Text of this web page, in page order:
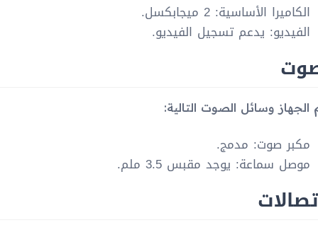
الكاميرا الأساسية: 2 ميجابكسل.
الفيديو: يدعم تسجيل الفيديو.
الجهاز وسائل الصوت التالية:
مكبر صوت: مدمج.
موصل سماعة: يوجد مقبس 3.5 ملم.